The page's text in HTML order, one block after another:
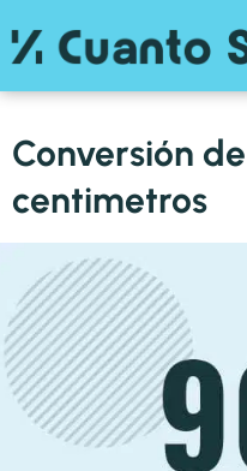
Conversión
centimetros